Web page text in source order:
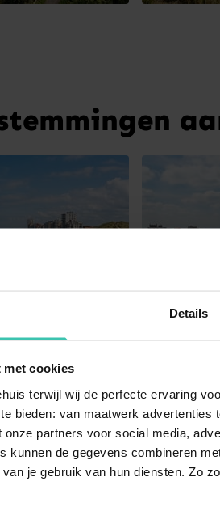
Details
met cookies
terwijl wij de perfecte ervaring
bieden: van maatwerk
partners voor social media,
kunnen de gegevens combineren
je gebruik van hun diensten. Zo
Koksijde